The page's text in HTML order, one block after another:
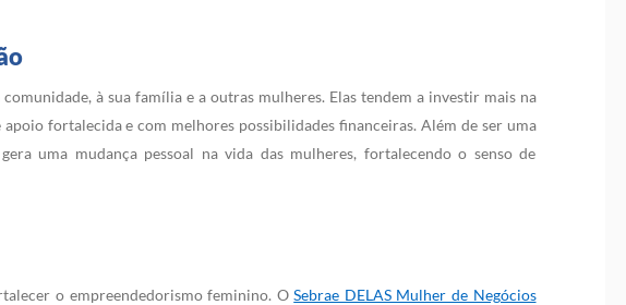
à sua família e a outras mulheres. Elas tendem a investir mais na
fortalecida e com melhores possibilidades financeiras. Além de ser uma
uma mudança pessoal na vida das mulheres, fortalecendo o senso de
o empreendedorismo feminino. OSebrae DELAS Mulher de Negócios